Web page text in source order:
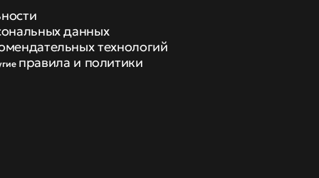
данных
технологий
правила и политики